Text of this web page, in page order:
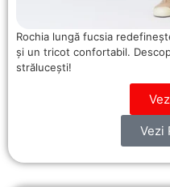
Rochia lungă fucsia
și un tricot confortabil.
strălucești!
Vezi